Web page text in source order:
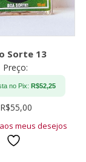
Sorte 13
Preço:
no Pix: R$52,25
R$55,00
meus desejos